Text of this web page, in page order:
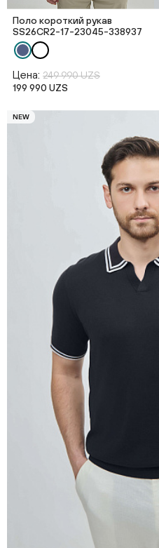
Поло короткий рукав
SS26CR2-17-23045-338937
Цена: 249 990 UZS
199 990 UZS
NEW